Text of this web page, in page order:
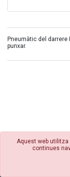
Pneumàtic del darrere
punxar.
Aquest web
continues